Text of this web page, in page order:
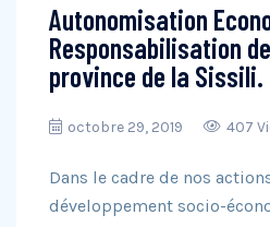
Autonomisation
Responsabilisation
province de la Sissili.
octobre 29, 2019 407
Dans le cadre de nos
développement socio-